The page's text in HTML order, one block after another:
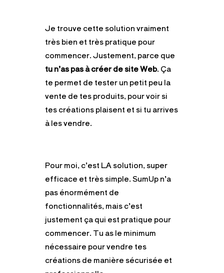
Je trouve cette solution vraiment
très bien et très pratique pour
commencer. Justement, parce que
tu n’as pas à créer de site Web. Ça
te permet de tester un petit peu la
vente de tes produits, pour voir si
tes créations plaisent et si tu arrives
à les vendre.
Pour moi, c’est LA solution, super
efficace et très simple. SumUp n’a
pas énormément de
fonctionnalités, mais c’est
justement ça qui est pratique pour
commencer. Tu as le minimum
nécessaire pour vendre tes
créations de manière sécurisée et